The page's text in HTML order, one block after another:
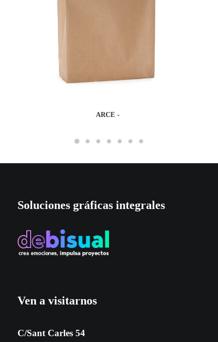
ARCE
Soluciones gráficas integrales
Ven a visitarnos
C/Sant Carles 54